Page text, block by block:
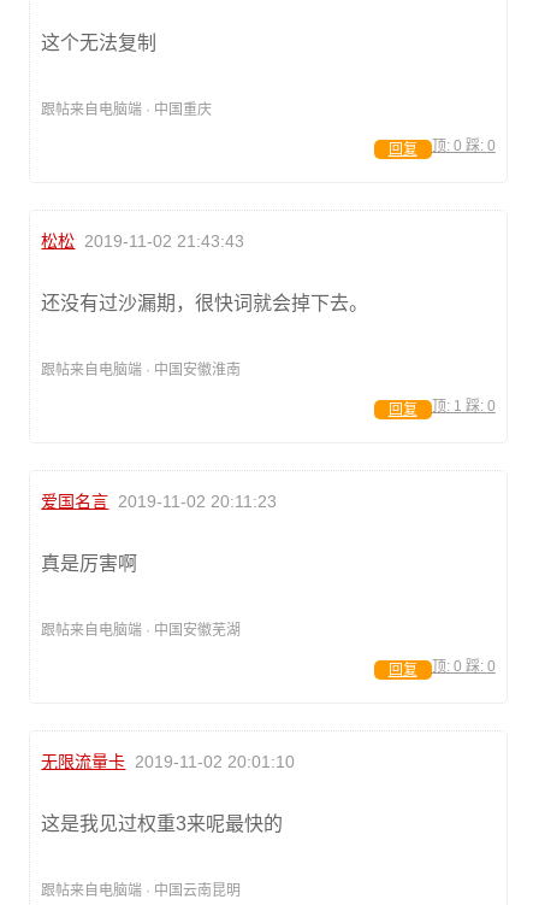
这个无法复制
跟帖来自电脑端 · 中国重庆
顶: 0 踩: 0
回复
松松 2019-11-02 21:43:43
还没有过沙漏期，很快词就会掉下去。
跟帖来自电脑端 · 中国安徽淮南
顶: 1 踩: 0
回复
爱国名言 2019-11-02 20:11:23
真是厉害啊
跟帖来自电脑端 · 中国安徽芜湖
顶: 0 踩: 0
回复
无限流量卡 2019-11-02 20:01:10
这是我见过权重3来呢最快的
跟帖来自电脑端 · 中国云南昆明